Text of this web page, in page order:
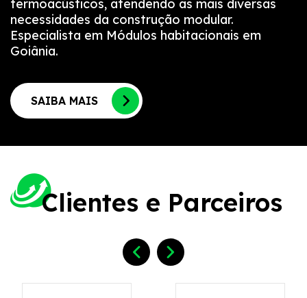
termoacústicos, atendendo as mais diversas
necessidades da construção modular.
Especialista em Módulos habitacionais em
Goiânia.
SAIBA MAIS
Clientes e Parceiros